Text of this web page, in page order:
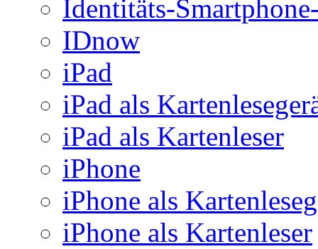
Identitäts-
IDnow
iPad
iPad als
iPad als Kartenleser
iPhone
iPhone als
iPhone als Kartenleser